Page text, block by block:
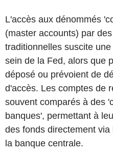
L'accès aux dénommés
(master accounts) par
traditionnelles suscite
sein de la Fed, alors que
déposé ou prévoient de
d'accès. Les comptes de
souvent comparés à des
banques', permettant à
des fonds directement
la banque centrale.